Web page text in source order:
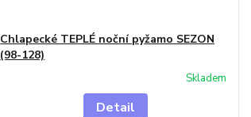
Chlapecké TEPLÉ noční pyžamo SEZON
(98-128)
Skladem
Detail